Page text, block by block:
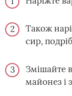
Також
сир,
Змішайте
майонез і